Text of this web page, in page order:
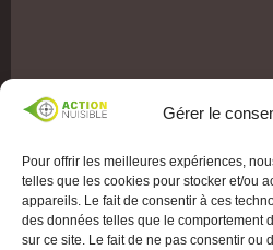
Gérer le
Pour offrir les meilleures expériences,
telles que les cookies pour stocker et/ou
appareils. Le fait de consentir à ces
des données telles que le comportement
sur ce site. Le fait de ne pas consentir ou